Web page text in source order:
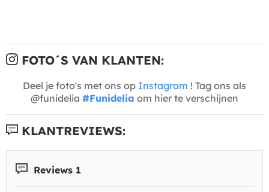
FOTO´S VAN KLANTEN:
Deel je foto's met ons op Instagram ! Tag ons als
@funidelia #Funidelia om hier te verschijnen
KLANTREVIEWS:
Reviews 1